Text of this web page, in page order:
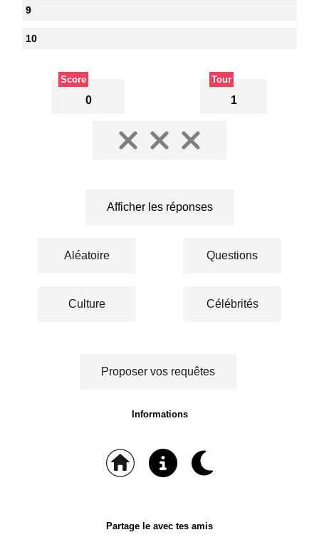
9
10
Score
0
Tour
1
Afficher les réponses
Aléatoire Questions
Culture Célébrités
Proposer vos requêtes
Informations
Partage le avec tes amis